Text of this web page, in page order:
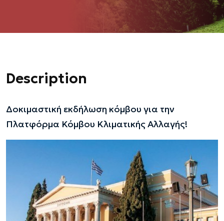
Description
Δοκιμαστική εκδήλωση κόμβου για την
Πλατφόρμα Κόμβου Κλιματικής Αλλαγής!